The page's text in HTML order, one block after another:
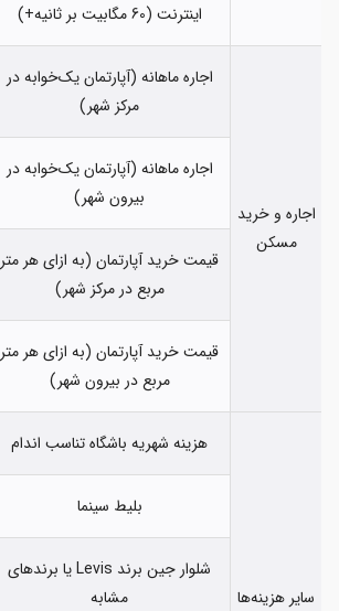
اینترنت (60 مگابیت بر ثانیه+)
اجاره و خرید
مسکن
اجاره ماهانه (آپارتمان یک‌خوابه در
مرکز شهر)
اجاره ماهانه (آپارتمان یک‌خوابه در
بیرون شهر)
قیمت خرید آپارتمان (به ازای هر متر
مربع در مرکز شهر)
قیمت خرید آپارتمان (به ازای هر متر
مربع در بیرون شهر)
سایر هزینه‌ها
هزینه شهریه باشگاه تناسب اندام
بلیط سینما
شلوار جین برند Levis یا برندهای
مشابه